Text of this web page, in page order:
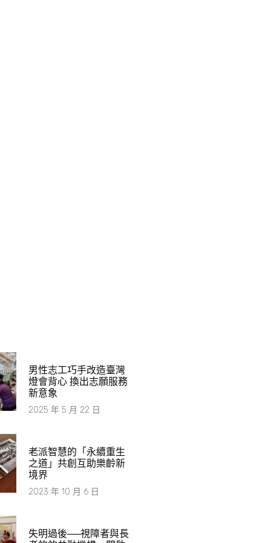
男性志工巧手改造臺灣
燈會背心 換出志願服務
新意象
2025 年 5 月 22 日
老派智慧的「永續重生
之道」共創互助樂齡新
境界
2023 年 10 月 6 日
失明過後──視障者與長